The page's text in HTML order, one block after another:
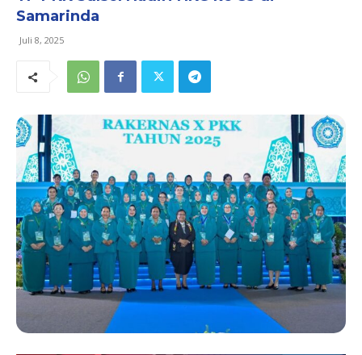
Samarinda
Juli 8, 2025